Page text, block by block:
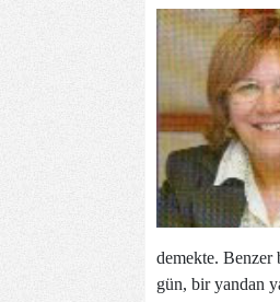
demekte. Benzer
gün, bir yandan